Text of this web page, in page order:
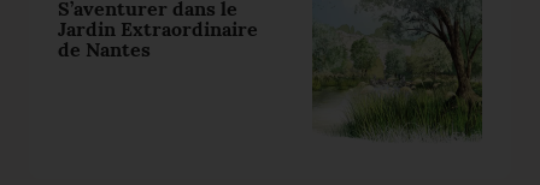
S’aventurer dans le
Jardin Extraordinaire
de Nantes